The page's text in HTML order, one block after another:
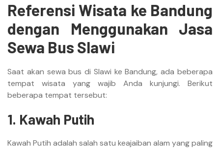
Referensi Wisata ke Bandung
dengan Menggunakan Jasa
Sewa Bus Slawi
Saat akan sewa bus di Slawi ke Bandung, ada beberapa
tempat wisata yang wajib Anda kunjungi. Berikut
beberapa tempat tersebut:
1. Kawah Putih
Kawah Putih adalah salah satu keajaiban alam yang paling